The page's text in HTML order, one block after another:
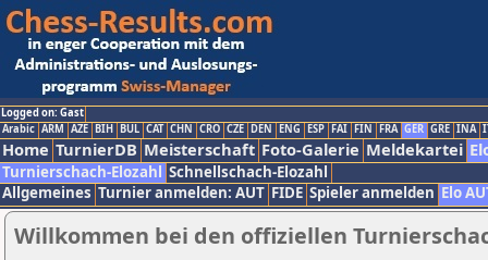
Logged on: Gast
Arabic ARM AZE BIH BUL CAT CHN CRO CZE DEN ENG ESP FAI FIN FRA GER GRE INA
Home TurnierDB Meisterschaft Foto-Galerie Meldekartei
Turnierschach-Elozahl Schnellschach-Elozahl
Allgemeines Turnier anmelden: AUT FIDE Spieler anmelden Elo
Willkommen bei den offiziellen